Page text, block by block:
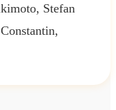
Stefan